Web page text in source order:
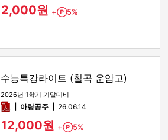
2,000원 + Point
5%
수능특강라이트 (칠곡 운암고)
2026년 1학기 기말대비
pdf아랑공주 26.06.14
12,000원 + Point
5%